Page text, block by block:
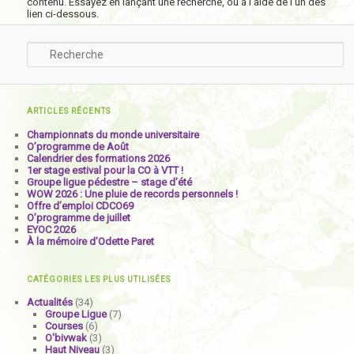
lien ci-dessous.
Recherche
ARTICLES RÉCENTS
Championnats du monde universitaire
O’programme de Août
Calendrier des formations 2026
1er stage estival pour la CO à VTT !
Groupe ligue pédestre – stage d’été
WOW 2026 : Une pluie de records personnels !
Offre d’emploi CDCO69
O’programme de juillet
EYOC 2026
À la mémoire d’Odette Paret
CATÉGORIES LES PLUS UTILISÉES
Actualités (34)
Groupe Ligue(7)
Courses(6)
O'bivwak(3)
Haut Niveau(3)